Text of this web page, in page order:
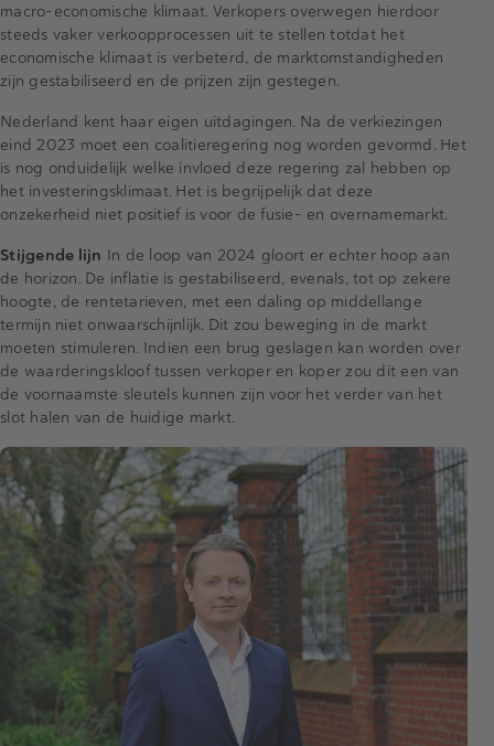
macro-economische klimaat. Verkopers overwegen hierdoor
steeds vaker verkoopprocessen uit te stellen totdat het
economische klimaat is verbeterd, de marktomstandigheden
zijn gestabiliseerd en de prijzen zijn gestegen.
Nederland kent haar eigen uitdagingen. Na de verkiezingen
eind 2023 moet een coalitieregering nog worden gevormd. Het
is nog onduidelijk welke invloed deze regering zal hebben op
het investeringsklimaat. Het is begrijpelijk dat deze
onzekerheid niet positief is voor de fusie- en overnamemarkt.
Stijgende lijn In de loop van 2024 gloort er echter hoop aan
de horizon. De inflatie is gestabiliseerd, evenals, tot op zekere
hoogte, de rentetarieven, met een daling op middellange
termijn niet onwaarschijnlijk. Dit zou beweging in de markt
moeten stimuleren. Indien een brug geslagen kan worden over
de waarderingskloof tussen verkoper en koper zou dit een van
de voornaamste sleutels kunnen zijn voor het verder van het
slot halen van de huidige markt.